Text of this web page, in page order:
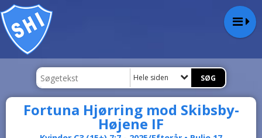
Hele siden
Fortuna Hjørring mod Skibsby-
Højene IF